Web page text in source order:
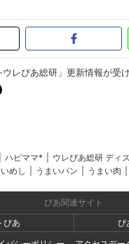
ウレぴあ総研」更新情報が受
ハピママ* ウレぴあ総研 ディ
めし
うまいパン うまい肉
ぴあ関連サイト
ぴあ
ぴ